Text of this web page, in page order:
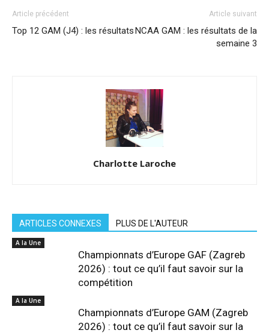
Article précédent
Top 12 GAM (J4) : les résultats
Article suivant
NCAA GAM : les résultats de la
semaine 3
Charlotte Laroche
ARTICLES CONNEXES PLUS DE L'AUTEUR
A la Une
Championnats d’Europe GAF (Zagreb
2026) : tout ce qu’il faut savoir sur la
compétition
A la Une
Championnats d’Europe GAM (Zagreb
2026) : tout ce qu’il faut savoir sur la